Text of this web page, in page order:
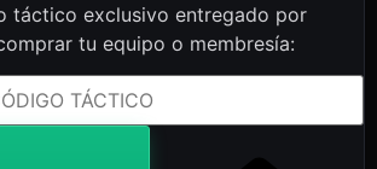
táctico exclusivo entregado por
tu equipo o membresía: